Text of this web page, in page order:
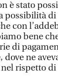
è stato
possibilità di
con
bene
di
dove ne
rispetto